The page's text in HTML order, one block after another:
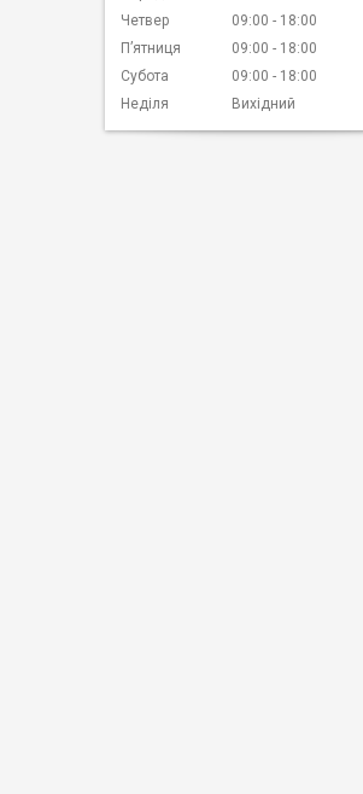
Четвер
09:00
18:00
Пʼятниця
09:00
18:00
Субота
09:00
18:00
Неділя
Вихідний